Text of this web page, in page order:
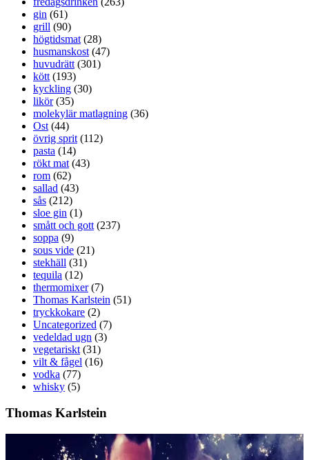
gin (61)
grill (90)
högtidsmat (28)
husmanskost (47)
huvudrätt (301)
kött (193)
kyckling (30)
likör(35)
molekylär matlagning (36)
Ost (44)
övrig sprit (112)
pasta (14)
rökt mat (43)
rom (62)
sallad (43)
sås (212)
sloe gin (1)
smått och gott (237)
soppa (9)
sous vide (21)
stekhäll (31)
tequila (12)
thermomixer(7)
Thomas Karlstein (51)
tryckkokare (2)
Uncategorized (7)
vedeldad ugn (3)
vegetariskt (31)
vilt & fågel (16)
vodka (77)
whisky (5)
Thomas Karlstein